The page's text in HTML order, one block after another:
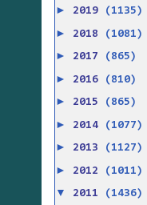
► 2019 (1135)
► 2018 (1081)
► 2017 (865)
► 2016 (810)
► 2015 (865)
► 2014 (1077)
► 2013 (1127)
► 2012 (1011)
▼ 2011 (1436)